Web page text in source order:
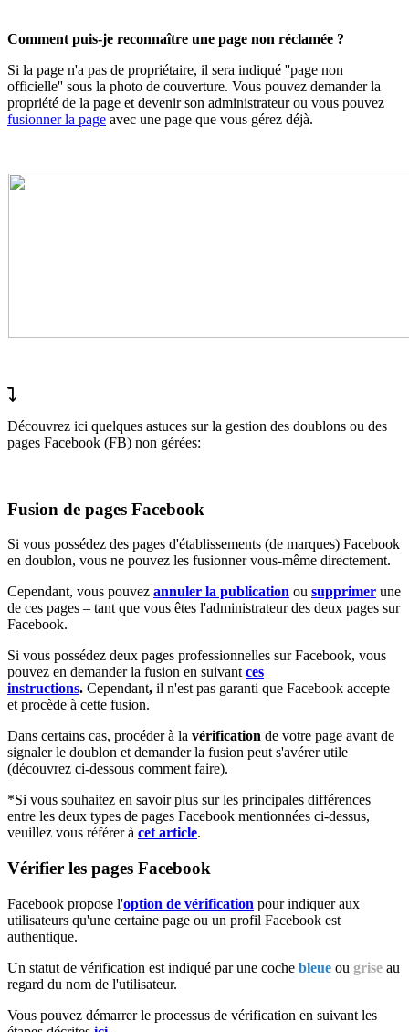
Comment puis-je reconnaître une page non réclamée ?
Si la page n'a pas de propriétaire, il sera indiqué ''page non
officielle'' sous la photo de couverture. Vous pouvez demander la
propriété de la page et devenir son administrateur ou vous pouvez
fusionner la page avec une page que vous gérez déjà.
Découvrez ici quelques astuces sur la gestion des doublons ou des
pages Facebook (FB) non gérées:
Fusion de pages Facebook
Si vous possédez des pages d'établissements (de marques) Facebook
en doublon, vous ne pouvez les fusionner vous-même directement.
Cependant, vous pouvez annuler la publication ou supprimer une
de ces pages – tant que vous êtes l'administrateur des deux pages sur
Facebook.
Si vous possédez deux pages professionnelles sur Facebook, vous
pouvez en demander la fusion en suivant ces
instructions. Cependant, il n'est pas garanti que Facebook accepte
et procède à cette fusion.
Dans certains cas, procéder à la vérification de votre page avant de
signaler le doublon et demander la fusion peut s'avérer utile
(découvrez ci-dessous comment faire).
*Si vous souhaitez en savoir plus sur les principales différences
entre les deux types de pages Facebook mentionnées ci-dessus,
veuillez vous référer à cet article‍.
Vérifier les pages Facebook
Facebook propose l'option de vérification pour indiquer aux
utilisateurs qu'une certaine page ou un profil Facebook est
authentique.
Un statut de vérification est indiqué par une coche bleue ou grise au
regard du nom de l'utilisateur.
Vous pouvez démarrer le processus de vérification en suivant les